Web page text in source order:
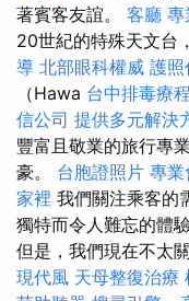
著賓客友誼。 客廳 專
20世紀的特殊天文台
導 北部眼科權威 護照
（Hawa 台中排毒療
信公司 提供多元解決
豐富且敬業的旅行專
豪。 台胞證照片 專業
家裡 我們關注乘客的
獨特而令人難忘的體
但是，我們現在不太
現代風 天母整復治療